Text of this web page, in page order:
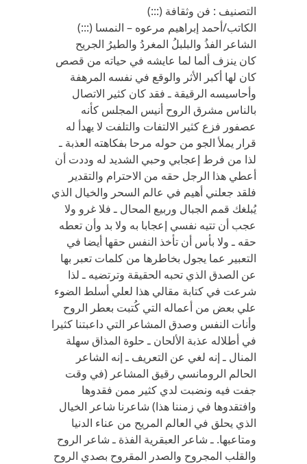
التصنيف : فن وثقافة (:::)
الكاتب/أحمد إبراهيم مرعوه – النمسا (:::)
الشاعر الفذُ والبلبلُ المغردُ والطيرُ الجريح
كان ينزف ألما لما عايشه في حياته من قصص
كان لها أكبر الأثر والوقع في نفسه المرهفة
وأحاسيسه الرقيقة ـ فقد كان كثير الاتصال
بالناس مشرق الروح أنيس المجلس كأنه
عصفور فزع كثير الالتفات والتلفت لا يهدأ له
قرار يملأ الجو من حوله مرحا بفكاهته العذبة ـ
لذا من فرط إعجابي وحبي الشديد له وددت أن
أعطي هذا الرجل حقه من الاحترام والتقدير
فلقد جعلني أهيم في عالم السحر والخيال الذي
يُبلغك قمم الجبال وربيع المحال ـ فلا غرو ولا
عجب أن تتيه نفسي إعجابا به ولا بد وأن تعطه
حقه ـ ولا بأس أن تأخذ النفس حقها أيضا في
التعبير عما يجول بخاطرها من كلمات تعبر بها
عن الصدق الذي تحبه الحقيقة وترتضيه ـ لذا
شرعت في كتابة مقالي هذا لعلي أسلط الضوء
علي بعض من أعماله التي كُتبت بعطر الروح
وأنات النفس وصدق المشاعر التي داعبتنا كثيرا
في أطلاله عذبة الألحان ـ حلوة المذاق سهلة
المنال ـ إنه لغي عن التعريف ـ إنه الشاعر
الحالم الرومانسي رقيق المشاعر (في وقت
جفت فيه ونضبت لدي كثير ممن فقدوها
وافتقدوها في زمننا هذا) شاعرنا شاعر الخيال
الذي يحلق في العالم المريح من عناء الدنيا
ومتاعبها. ـ شاعر العبقرية الفذة ـ شاعر الروح
والقلب المجروح والصدر المقروح بصدي الروح